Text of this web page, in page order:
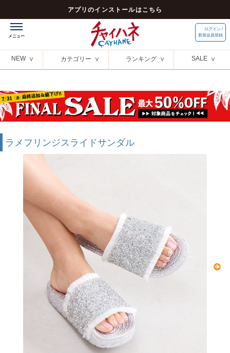
アプリのインストールはこちら
ログイン /
新規会員登録
NEW カテゴリー ランキング SALE
ラメフリンジスライドサンダル